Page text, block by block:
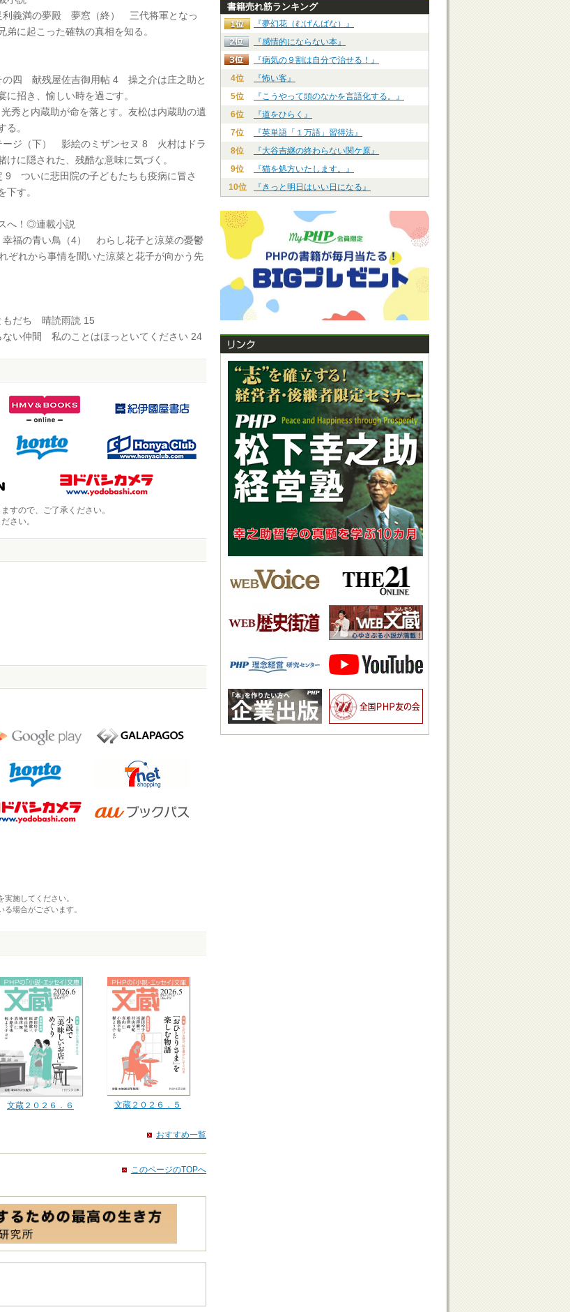
義満の夢殿 夢窓（終） 三代将軍となっ
弟に起こった確執の真相を知る。
四 献残屋佐吉御用帖 4 操之介は庄之助と
に招き、愉しい時を過ごす。
と内蔵助が命を落とす。友松は内蔵助の遺
る。
ジ（下） 影絵のミザンセヌ 8 火村はドラ
けに隠された、残酷な意味に気づく。
ついに悲田院の子どもたちも疫病に冒さ
下す。
へ！◎連載小説
福の青い鳥（4） わらし花子と涼菜の憂鬱
れから事情を聞いた涼菜と花子が向かう先
だち 晴読雨読 15
い仲間 私のことはほっといてください 24
すので、ご了承ください。
さい。
施してください。
場合がございます。
文蔵２０２６．６ 文蔵２０２６．５
おすすめ一覧
このページのTOPへ
書籍売れ筋ランキング
『夢幻花（むげんばな）』
『感情的にならない本』
『病気の９割は自分で治せる！』
4位
『怖い客』
5位
『こうやって頭のなかを言語化する。』
6位
『道をひらく』
7位
『英単語「１万語」習得法』
8位
『大谷吉継の終わらない関ケ原』
9位
『猫を処方いたします。』
10位
『きっと明日はいい日になる』